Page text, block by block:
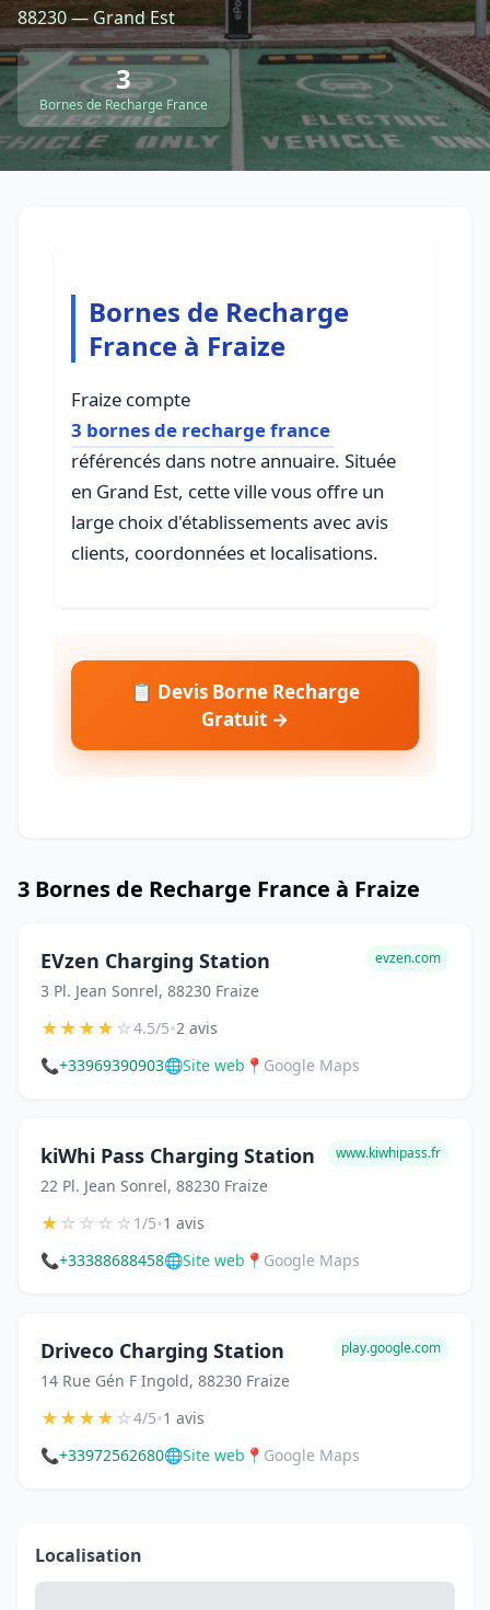
CGU-Confidentialité- Service proposé parViteUnDevis.com-Vous
88230 — Grand Est
3
Bornes de Recharge France
Bornes de Recharge
France à Fraize
Fraize compte
3 bornes de recharge france
référencés dans notre annuaire. Située
en Grand Est, cette ville vous offre un
large choix d'établissements avec avis
clients, coordonnées et localisations.
📋 Devis Borne Recharge
Gratuit →
3 Bornes de Recharge France à Fraize
EVzen Charging Station
3 Pl. Jean Sonrel, 88230 Fraize
evzen.com
★★★★☆4.5/5•2 avis
📞+33969390903🌐Site web 📍 Google Maps
kiWhi Pass Charging Station
22 Pl. Jean Sonrel, 88230 Fraize
www.kiwhipass.fr
★☆☆☆☆1/5•1 avis
📞+33388688458🌐Site web 📍 Google Maps
Driveco Charging Station
14 Rue Gén F Ingold, 88230 Fraize
play.google.com
★★★★☆4/5•1 avis
📞+33972562680🌐Site web 📍 Google Maps
Localisation